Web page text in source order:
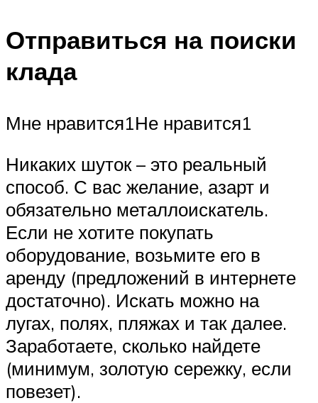
Отправиться на поиски
клада
Мне нравится1Не нравится1
Никаких шуток – это реальный
способ. С вас желание, азарт и
обязательно металлоискатель.
Если не хотите покупать
оборудование, возьмите его в
аренду (предложений в интернете
достаточно). Искать можно на
лугах, полях, пляжах и так далее.
Заработаете, сколько найдете
(минимум, золотую сережку, если
повезет).